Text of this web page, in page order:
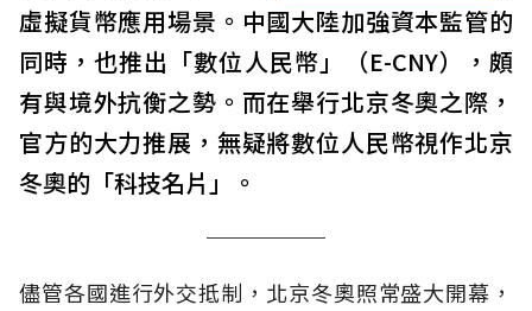
虛擬貨幣應用場景。中國大陸加強資本監管的
同時，也推出「數位人民幣」（E-CNY），頗
有與境外抗衡之勢。而在舉行北京冬奧之際，
官方的大力推展，無疑將數位人民幣視作北京
冬奧的「科技名片」。
儘管各國進行外交抵制，北京冬奧照常盛大開幕，